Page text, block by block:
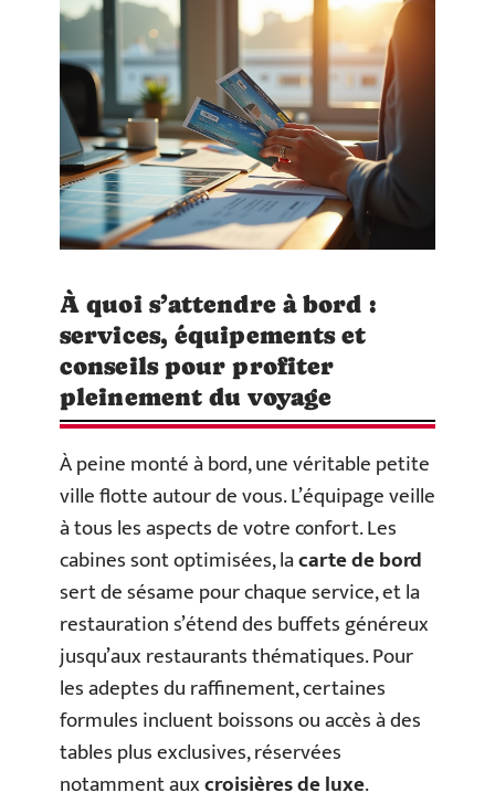
À quoi s’attendre à bord :
services, équipements et
conseils pour profiter
pleinement du voyage
À peine monté à bord, une véritable petite
ville flotte autour de vous. L’équipage veille
à tous les aspects de votre confort. Les
cabines sont optimisées, lacarte de bord
sert de sésame pour chaque service, et la
restauration s’étend des buffets généreux
jusqu’aux restaurants thématiques. Pour
les adeptes du raffinement, certaines
formules incluent boissons ou accès à des
tables plus exclusives, réservées
notamment auxcroisières de luxe.